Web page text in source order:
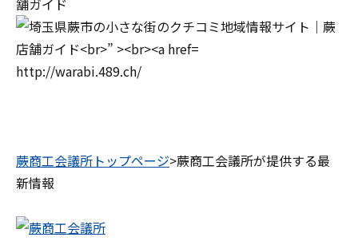
舗ガイド
http://warabi.489.ch/
蕨商工会議所トップページ>蕨商工会議所が提供する最
新情報